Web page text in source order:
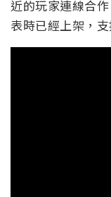
近的玩家連線合
表時已經上架，支